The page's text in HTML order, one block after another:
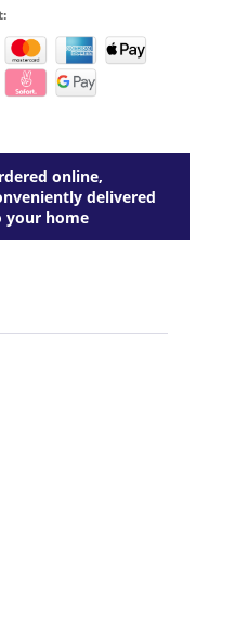
online,
delivered
your home